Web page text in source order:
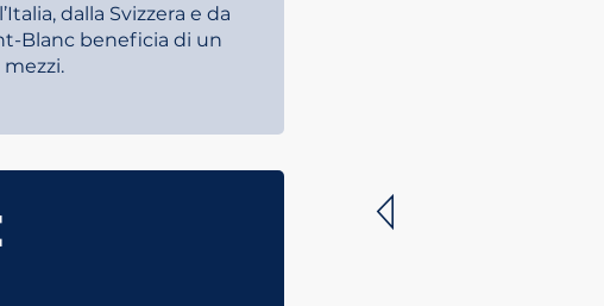
dalla Svizzera e da
Blanc beneficia di un